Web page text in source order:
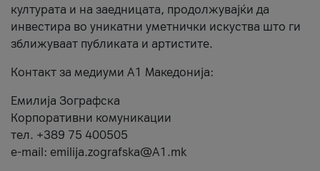
културата и на заедницата, продолжувајќи да
инвестира во уникатни уметнички искуства што ги
зближуваат публиката и артистите.
Контакт за медиуми А1 Македонија:
Емилија Зографска
Корпоративни комуникации
тел. +389 75 400505
e-mail: emilija.zografska@A1.mk